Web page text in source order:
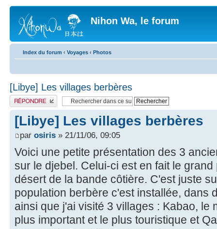
Nihon Wa, le forum
Index du forum ‹ Voyages ‹ Photos
[Libye] Les villages berbères
Publier une réponse
[Libye] Les villages berbères
par osiris » 21/11/06, 09:05
Voici une petite présentation des 3
sur le djebel. Celui-ci est en fait le
désert de la bande côtière. C'est juste
population berbère c'est installée, dans
ainsi que j'ai visité 3 villages : Kabao, le
plus important et le plus touristique et